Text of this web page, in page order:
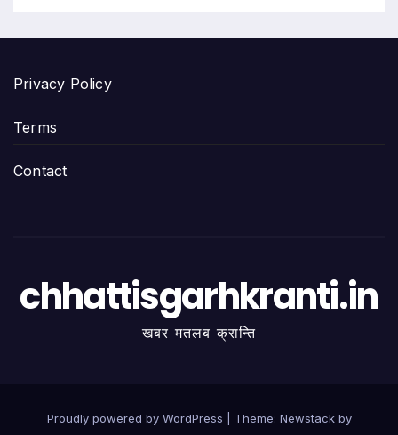
Privacy Policy
Terms
Contact
chhattisgarhkranti.in
खबर मतलब क्रान्ति
Proudly powered by WordPress Theme: Newstackby